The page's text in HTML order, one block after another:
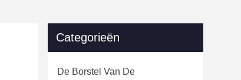
Categorieën
De Borstel Van De